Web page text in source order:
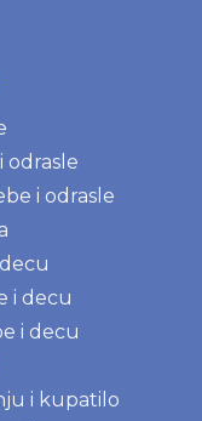
odrasle
i odrasle
i decu
i decu
i kupatilo